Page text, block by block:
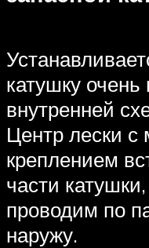
катушку очень
внутренней
Центр лески с
креплением
части
проводим по
наружу.